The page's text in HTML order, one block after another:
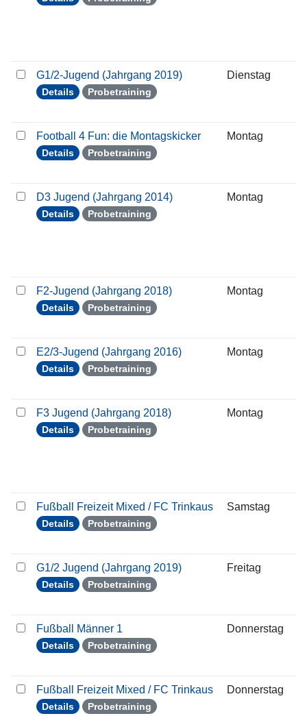
G1/2-Jugend (Jahrgang 2019)
Details Probetraining
Dienstag
Football 4 Fun: die Montagskicker
Details Probetraining
Montag
D3 Jugend (Jahrgang 2014)
Details Probetraining
Montag
F2-Jugend (Jahrgang 2018)
Details Probetraining
Montag
E2/3-Jugend (Jahrgang 2016)
Details Probetraining
Montag
F3 Jugend (Jahrgang 2018)
Details Probetraining
Montag
Fußball Freizeit Mixed / FC Trinkaus
Details Probetraining
Samstag
G1/2 Jugend (Jahrgang 2019)
Details Probetraining
Freitag
Fußball Männer 1
Details Probetraining
Donnerstag
Fußball Freizeit Mixed / FC Trinkaus
Details Probetraining
Donnerstag